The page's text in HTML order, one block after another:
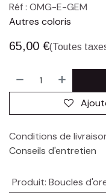
Réf : OMG-E-GEM
Autres coloris
65,00 €(Toutes
Conditions de
Conseils d'entretien
Produit: Boucles